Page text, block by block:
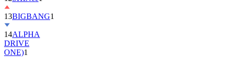
14ALPHA
DRIVE
ONE)1
15